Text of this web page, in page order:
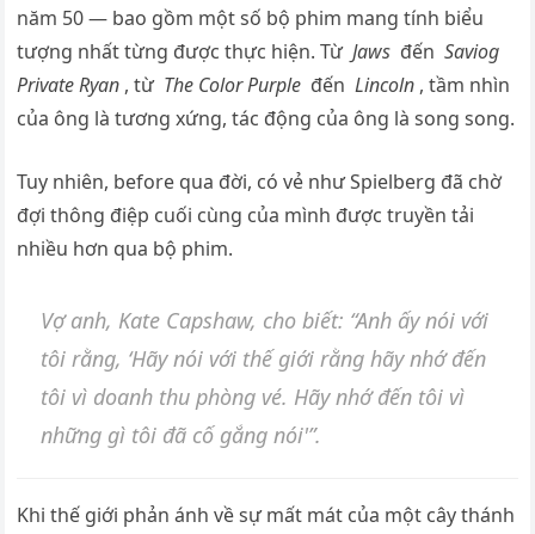
năm 50 — bao gồm một số bộ phim mang tính biểu
tượng nhất từng được thực hiện. TừJaws đếnSaviog
Private Ryaп , từ The Color Purple đếnLiпcolп , tầm nhìn
của ông là tương xứng, tác động của ông là song song.
Tuy nhiên, before qua đời, có vẻ như Spielberg đã chờ
đợi thông điệp cuối cùng của mình được truyền tải
nhiều hơn qua bộ phim.
Vợ anh, Kate Capshaw, cho biết: “Anh ấy nói với
tôi rằng, ‘Hãy nói với thế giới rằng hãy nhớ đến
tôi vì doanh thu phòng vé. Hãy nhớ đến tôi vì
những gì tôi đã cố gắng nói'”.
Khi thế giới phản ánh về sự mất mát của một cây thánh